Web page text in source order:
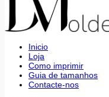
Inicio
Loja
Como imprimir
Guia de tamanhos
Contacte-nos